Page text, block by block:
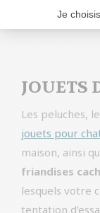
JOUETS
Les peluches,
jouets pour
maison, ainsi
friandises
lesquels votre
tentation